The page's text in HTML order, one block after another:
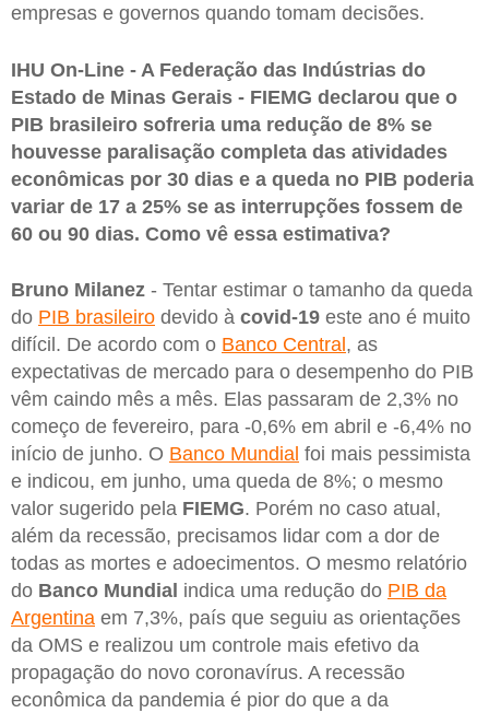
empresas e governos quando tomam decisões.
IHU On-Line - A Federação das Indústrias do
Estado de Minas Gerais - FIEMG declarou que o
PIB brasileiro sofreria uma redução de 8% se
houvesse paralisação completa das atividades
econômicas por 30 dias e a queda no PIB poderia
variar de 17 a 25% se as interrupções fossem de
60 ou 90 dias. Como vê essa estimativa?
Bruno Milanez - Tentar estimar o tamanho da queda
do PIB brasileiro devido à covid-19 este ano é muito
difícil. De acordo com o Banco Central , as
expectativas de mercado para o desempenho do PIB
vêm caindo mês a mês. Elas passaram de 2,3% no
começo de fevereiro, para -0,6% em abril e -6,4% no
início de junho. O Banco Mundial foi mais pessimista
e indicou, em junho, uma queda de 8%; o mesmo
valor sugerido pela FIEMG. Porém no caso atual,
além da recessão, precisamos lidar com a dor de
todas as mortes e adoecimentos. O mesmo relatório
do Banco Mundial indica uma redução do PIB da
Argentina em 7,3%, país que seguiu as orientações
da OMS e realizou um controle mais efetivo da
propagação do novo coronavírus. A recessão
econômica da pandemia é pior do que a da